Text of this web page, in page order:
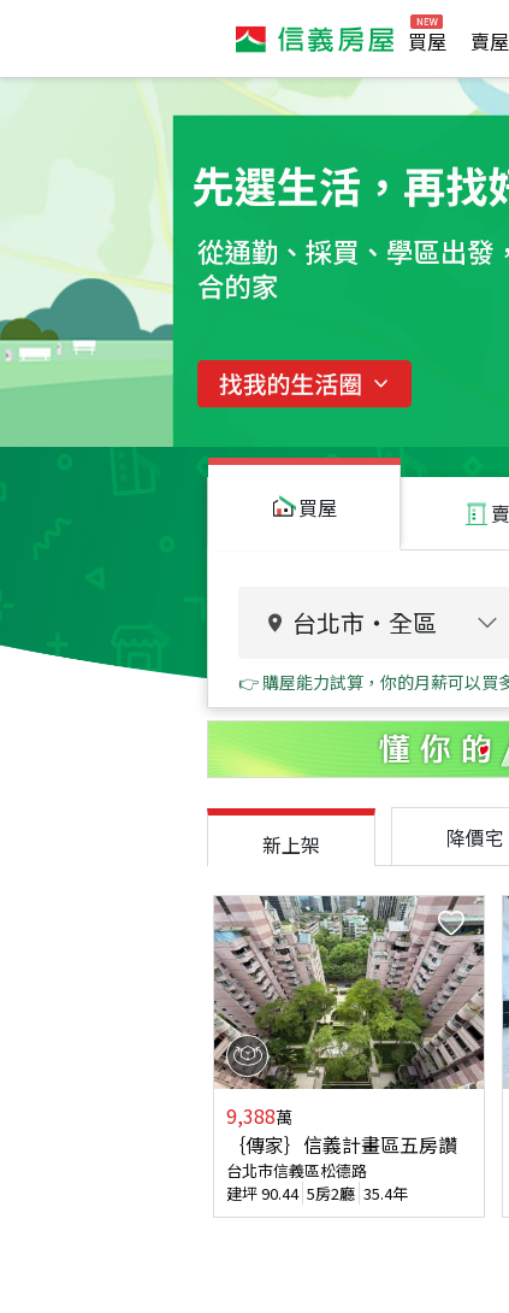
買屋 賣屋
買屋
台北市 ・ 全區
👉 購屋能力試算，你的月薪可以買
新上架 降價宅
9,388萬
｛傳家｝信義計畫區五房讚
台北市信義區松德路
建坪90.44 5房2廳 35.4年